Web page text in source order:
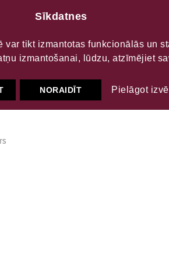
centrs"
Sīkdatnes
var tikt izmantotas funkcionālās un
izmantošanai, lūdzu, atzīmējiet
NORAIDĪT Pielāgot